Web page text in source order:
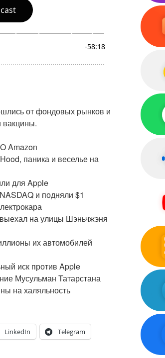
от фондовых рынков и
вакцины.
Amazon
паника и веселье на
для Apple
и подняли $1
на улицы Шэньчжэня
их автомобилей
иск против Apple
Мусульман Татарстана
на халяльность
LinkedIn Telegram